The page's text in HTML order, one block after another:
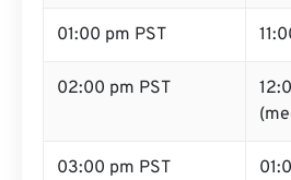
01:00 pm PST
02:00 pm PST
03:00 pm PST